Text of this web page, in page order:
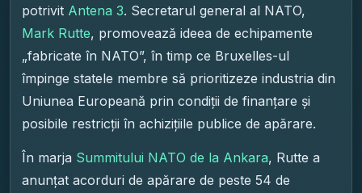
potrivit Antena 3. Secretarul general al NATO,
Mark Rutte, promovează ideea de echipamente
„fabricate în NATO”, în timp ce Bruxelles-ul
împinge statele membre să prioritizeze industria din
Uniunea Europeană prin condiții de finanțare și
posibile restricții în achizițiile publice de apărare.
În marja Summitului NATO de la Ankara, Rutte a
anunțat acorduri de apărare de peste 54 de